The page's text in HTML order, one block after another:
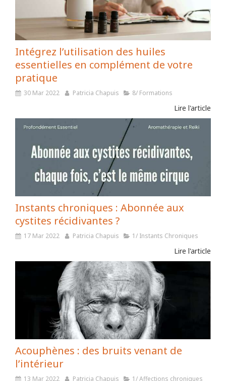
Intégrez l’utilisation des huiles
essentielles en complément de votre
pratique
30 Mar 2022 Patricia Chapuis 8/ Formations
Lire l'article
Instants chroniques : Abonnée aux
cystites récidivantes ?
17 Mar 2022 Patricia Chapuis 1/ Instants Chroniques
Lire l'article
Acouphènes : des bruits venant de
l’intérieur
13 Mar 2022 Patricia Chapuis 1/ Affections chroniques